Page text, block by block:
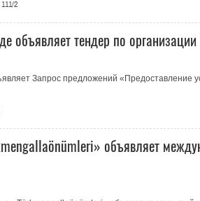
2
объявляет тендер по
Запрос предложений «Предоставление
объявляет